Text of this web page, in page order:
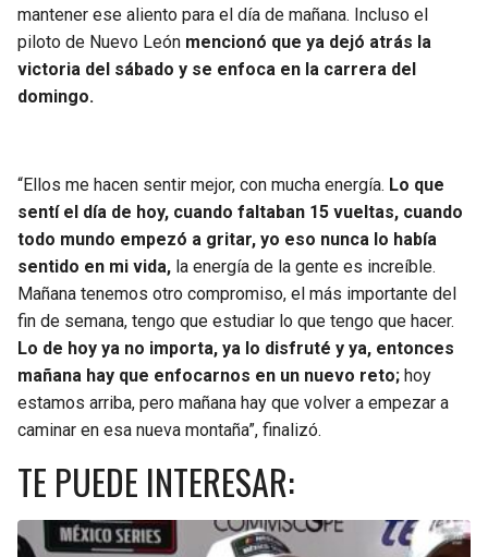
mantener ese aliento para el día de mañana. Incluso el
piloto de Nuevo León mencionó que ya dejó atrás la
victoria del sábado y se enfoca en la carrera del
domingo.
“Ellos me hacen sentir mejor, con mucha energía. Lo que
sentí el día de hoy, cuando faltaban 15 vueltas, cuando
todo mundo empezó a gritar, yo eso nunca lo había
sentido en mi vida, la energía de la gente es increíble.
Mañana tenemos otro compromiso, el más importante del
fin de semana, tengo que estudiar lo que tengo que hacer.
Lo de hoy ya no importa, ya lo disfruté y ya, entonces
mañana hay que enfocarnos en un nuevo reto; hoy
estamos arriba, pero mañana hay que volver a empezar a
caminar en esa nueva montaña”, finalizó.
TE PUEDE INTERESAR: